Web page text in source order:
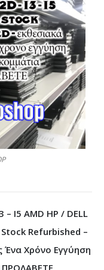
- ΗΛΕΚΤΡΟΝΙΚΆ
- ΚΙΝΗΤΉΣ
I5 AMD HP / DELL
Refurbished –
Ένα Χρόνο Εγγύηση
ΠΡΟΛΑΒΕΤΕ